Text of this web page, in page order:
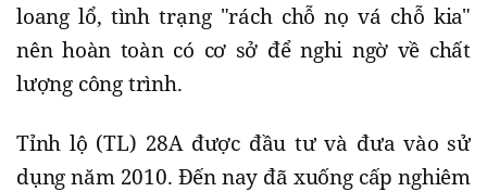
loang lổ, tình trạng "rách chỗ nọ vá chỗ kia"
nên hoàn toàn có cơ sở để nghi ngờ về chất
lượng công trình.
Tỉnh lộ (TL) 28A được đầu tư và đưa vào sử
dụng năm 2010. Đến nay đã xuống cấp nghiêm